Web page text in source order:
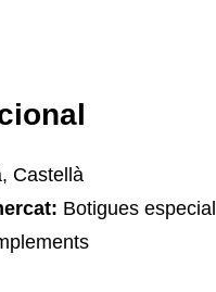
Castellà
Botigues